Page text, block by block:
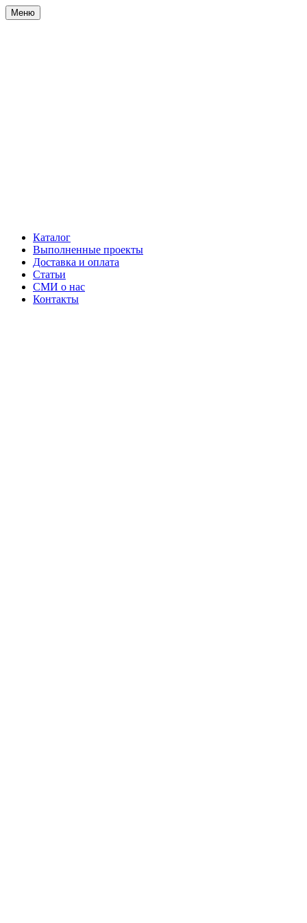
Меню
Каталог
Выполненные проекты
Доставка и оплата
Статьи
СМИ о нас
Контакты